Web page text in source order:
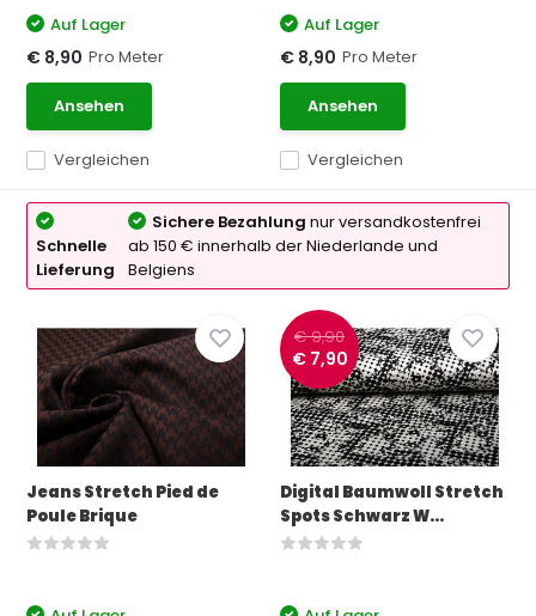
Vergleichen
Auf Lager
€ 8,90 Pro Meter
Ansehen
Vergleichen
Auf Lager
€ 8,90 Pro Meter
Ansehen
Schnelle
Lieferung
Sichere Bezahlung nur versandkostenfrei
ab 150 € innerhalb der Niederlande und
Belgiens
Jeans Stretch Pied de
Poule Brique
€ 9,90
€ 7,90
Digital Baumwoll Stretch
Spots Schwarz W...